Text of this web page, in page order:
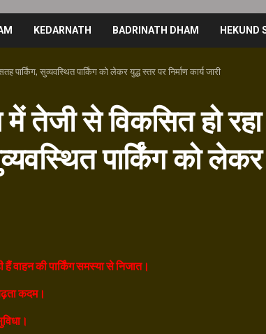
KEDARNATH BADRINATH DHAM HEKUND
सुव्यवस्थित पार्किंग को लेकर युद्ध स्तर पर निर्माण कार्य जारी
तेजी से विकसित हो रहा
पार्किंग को लेकर
की पार्किंग समस्या से निजात।
कदम।